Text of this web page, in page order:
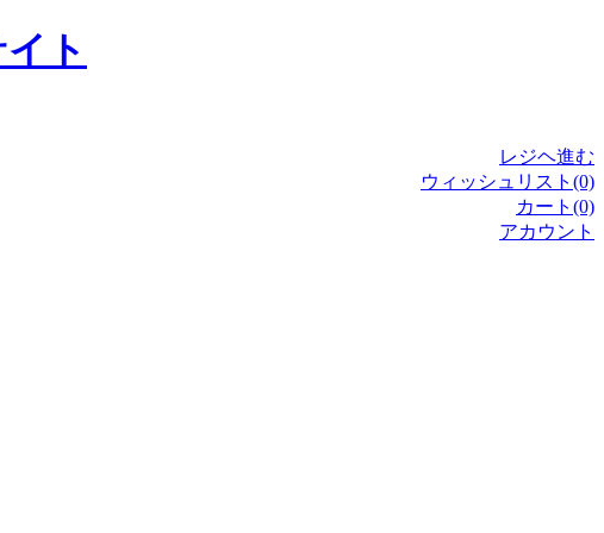
レジヘ進む
ウィッシュリスト(0)
カート(0)
アカウント